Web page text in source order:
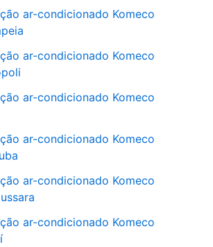
ar-condicionado Komeco
ar-condicionado Komeco
ar-condicionado Komeco
ar-condicionado Komeco
ar-condicionado Komeco
ar-condicionado Komeco